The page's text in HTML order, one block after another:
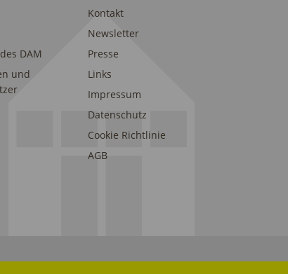
DAM
und
Kontakt
Newsletter
Presse
Links
Impressum
Datenschutz
Cookie Richtlinie
AGB